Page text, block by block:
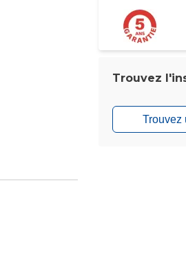
Trouvez
Trouvez